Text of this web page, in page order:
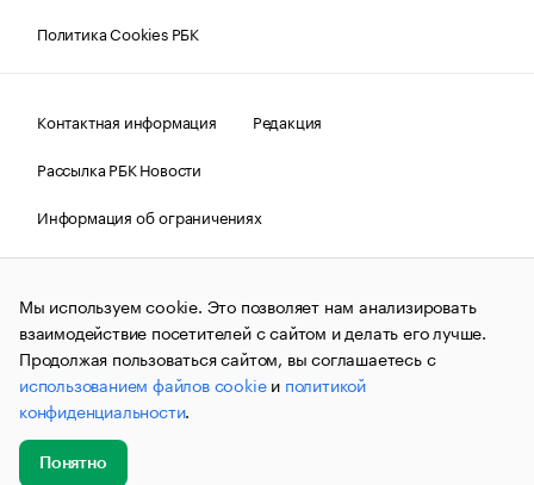
Политика Cookies РБК
Контактная информация
Редакция
Рассылка РБК Новости
Информация об ограничениях
Правовая информация
О соблюдении авторских прав
© АО «РОСБИЗНЕСКОНСАЛТИНГ»,1995–2026.Сообщения
и материалы информационного агентства «РБК»
(зарегистрировано Федеральной службой по надзору в сфере
связи, информационных технологий и массовых
коммуникаций (Роскомнадзор) 09.12.2015 за номером ИА
№ФС77-63848) сопровождаются пометкой «РБК». Отдельные
публикации могут содержать информацию,
не предназначенную для пользователей
до 18 лет.
Мы используем cookie. Это позволяет нам анализировать
взаимодействие посетителей с сайтом и делать его лучше.
Продолжая пользоваться сайтом, вы соглашаетесь с
использованием файлов cookieи политикой
конфиденциальности.
Понятно